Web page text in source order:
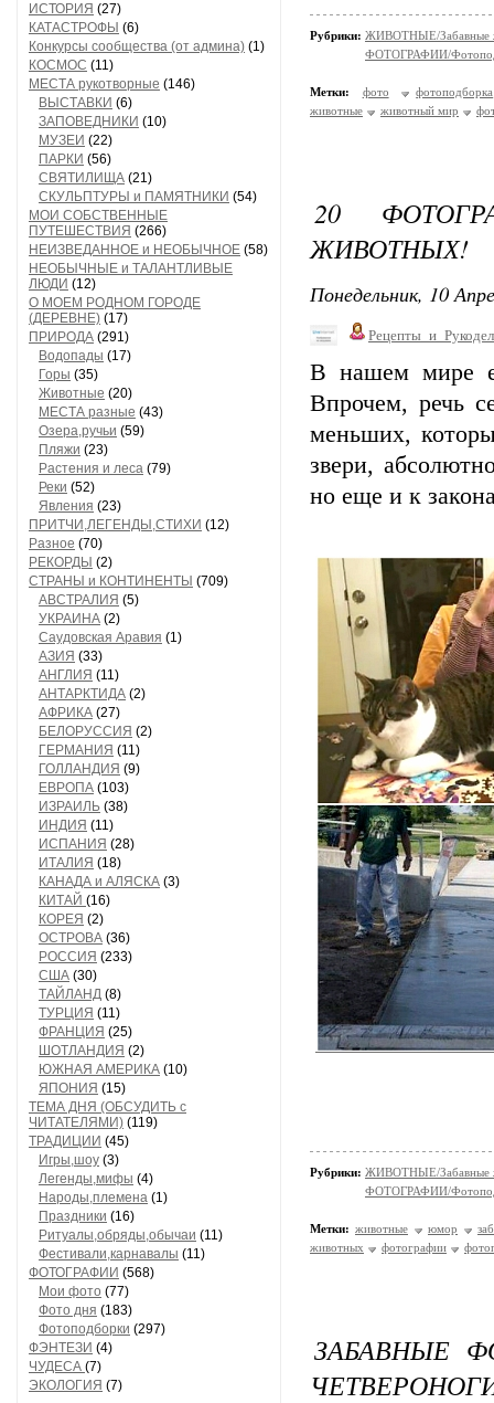
ИСТОРИЯ (27)
КАТАСТРОФЫ (6)
Конкурсы сообщества (от админа) (1)
КОСМОС (11)
МЕСТА рукотворные (146)
ВЫСТАВКИ (6)
ЗАПОВЕДНИКИ (10)
МУЗЕИ (22)
ПАРКИ (56)
СВЯТИЛИЩА (21)
СКУЛЬПТУРЫ и ПАМЯТНИКИ (54)
МОИ СОБСТВЕННЫЕ
ПУТЕШЕСТВИЯ (266)
НЕИЗВЕДАННОЕ и НЕОБЫЧНОЕ (58)
НЕОБЫЧНЫЕ и ТАЛАНТЛИВЫЕ
ЛЮДИ (12)
О МОЕМ РОДНОМ ГОРОДЕ
(ДЕРЕВНЕ) (17)
ПРИРОДА (291)
Водопады (17)
Горы (35)
Животные (20)
МЕСТА разные (43)
Озера,ручьи (59)
Пляжи (23)
Растения и леса (79)
Реки (52)
Явления (23)
ПРИТЧИ,ЛЕГЕНДЫ,СТИХИ (12)
Разное (70)
РЕКОРДЫ (2)
СТРАНЫ и КОНТИНЕНТЫ (709)
АВСТРАЛИЯ (5)
УКРАИНА (2)
Саудовская Аравия (1)
АЗИЯ (33)
АНГЛИЯ (11)
АНТАРКТИДА (2)
АФРИКА (27)
БЕЛОРУССИЯ (2)
ГЕРМАНИЯ (11)
ГОЛЛАНДИЯ (9)
ЕВРОПА (103)
ИЗРАИЛЬ (38)
ИНДИЯ (11)
ИСПАНИЯ (28)
ИТАЛИЯ (18)
КАНАДА и АЛЯСКА (3)
КИТАЙ (16)
КОРЕЯ (2)
ОСТРОВА (36)
РОССИЯ (233)
США (30)
ТАЙЛАНД (8)
ТУРЦИЯ (11)
ФРАНЦИЯ (25)
ШОТЛАНДИЯ (2)
ЮЖНАЯ АМЕРИКА (10)
ЯПОНИЯ (15)
ТЕМА ДНЯ (ОБСУДИТЬ с
ЧИТАТЕЛЯМИ) (119)
ТРАДИЦИИ (45)
Игры,шоу (3)
Легенды,мифы (4)
Народы,племена (1)
Праздники (16)
Ритуалы,обряды,обычаи (11)
Фестивали,карнавалы (11)
ФОТОГРАФИИ (568)
Мои фото (77)
Фото дня (183)
Фотоподборки (297)
ФЭНТЕЗИ (4)
ЧУДЕСА (7)
ЭКОЛОГИЯ (7)
Рубрики: ЖИВОТНЫЕ/Забавные
ФОТОГРАФИИ/
Метки: фото
фотоподборка
животные
животный мир
20
ЖИВОТНЫХ!
Понедельник, 10
В нашем мире
Впрочем, речь
меньших,
звери,
но еще и к
Рубрики: ЖИВОТНЫЕ/Забавные
ФОТОГРАФИИ/
Метки: животные юмор
животных
фотографии
ЗАБАВНЫЕ